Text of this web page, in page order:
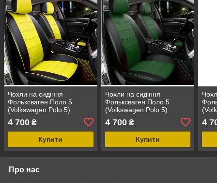
Чохли на сидіння
Фольксваген Поло 5
(Volkswagen Polo 5)
модельні MAX з екошкіри
Чорно-жовтий
4 700 ₴
Купити
Чохли на сидіння
Фольксваген Поло 5
(Volkswagen Polo 5)
модельні MAX з екошкіри
Чорно-зелений
4 700₴
Купити
4
Про нас